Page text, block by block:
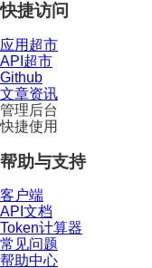
快捷访问
应用超市
API超市
Github
文章资讯
管理后台
快捷使用
帮助与支持
客户端
API文档
Token计算器
常见问题
帮助中心